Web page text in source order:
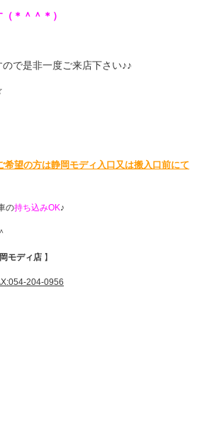
＊＾＾＊）
で是非一度ご来店下さい♪♪
希望の方は静岡モディ入口又は搬入口前にて
の持ち込みOK♪
モディ店 】
204-0956